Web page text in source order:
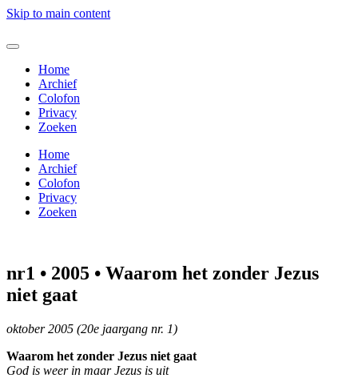
Skip to main content
Home
Archief
Colofon
Privacy
Zoeken
Home
Archief
Colofon
Privacy
Zoeken
nr1 • 2005 • Waarom het zonder Jezus
niet gaat
oktober 2005 (20e jaargang nr. 1)
Waarom het zonder Jezus niet gaat
God is weer in maar Jezus is uit